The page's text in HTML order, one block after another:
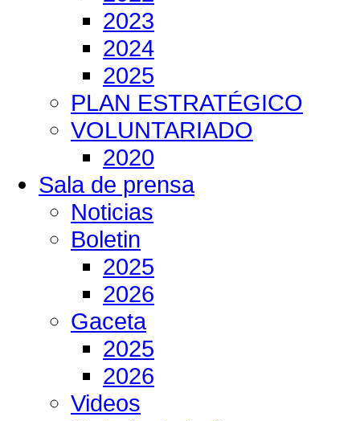
2023
2024
2025
PLAN ESTRATÉGICO
VOLUNTARIADO
2020
Sala de prensa
Noticias
Boletin
2025
2026
Gaceta
2025
2026
Videos